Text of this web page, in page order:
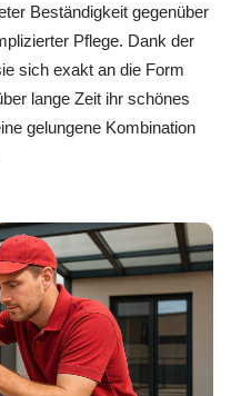
Beständigkeit gegenüber
Pflege. Dank der
sich exakt an die Form
lange Zeit ihr schönes
gelungene Kombination